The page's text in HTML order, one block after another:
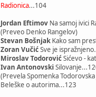
Radionica...104
Jordan Eftimov Na samoj ivici
(Preveo Denko Rangelov)
Stevan Bošnjak Kako sam
Zoran VučićSve je
Miroslav TodorovićSićevo -
Ivan Antonovski
(Prevela Spomenka Todorovska
Beleške o autorima...123